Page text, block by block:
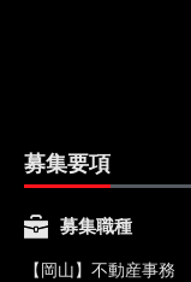
募集要項
募集職種
【岡山】不動産事務